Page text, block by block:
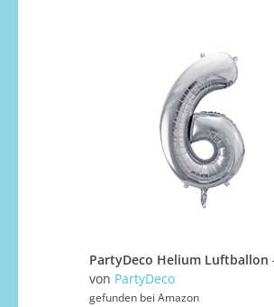
von PartyDeco
gefunden bei Amazon